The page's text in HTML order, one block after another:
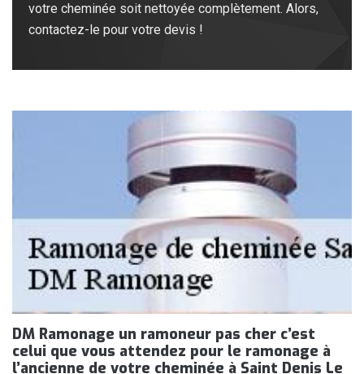
votre cheminée soit nettoyée complètement. Alors,
contactez-le pour votre devis !
DM Ramonage un ramoneur pas cher c’est
celui que vous attendez pour le ramonage à
l’ancienne de votre cheminée à Saint Denis Le